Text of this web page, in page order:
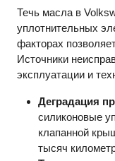
Течь масла в
уплотнительных
факторах
Источники
эксплуатации и
Деградация
силиконовые
клапанной
тысяч